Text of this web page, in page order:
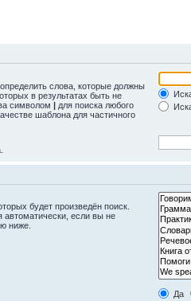
определить слова, которые должны
в результатах быть не
символом | для поиска любого
шаблона для частичного
будет произведён поиск.
автоматически, если вы не
ниже.
Да